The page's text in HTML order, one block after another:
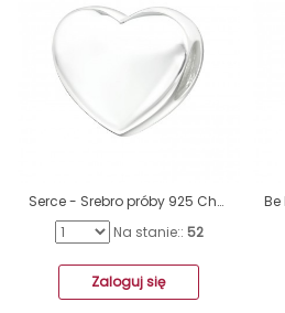
Serce - Srebro próby 925 Charmsy bez kamieni A4S18932
Na stanie:: 52
Zaloguj się